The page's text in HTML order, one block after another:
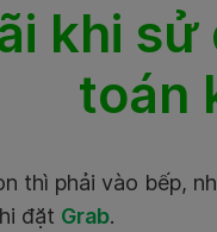
khi sử
toán
thì phải vào bếp,
đặt Grab.